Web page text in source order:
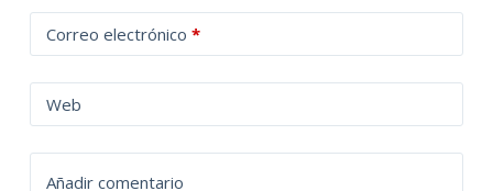
Correo electrónico *
Web
Añadir comentario
t
a
t